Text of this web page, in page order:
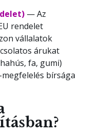
— Az
rendelet
vállalatok
árukat
fa, gumi)
bírsága